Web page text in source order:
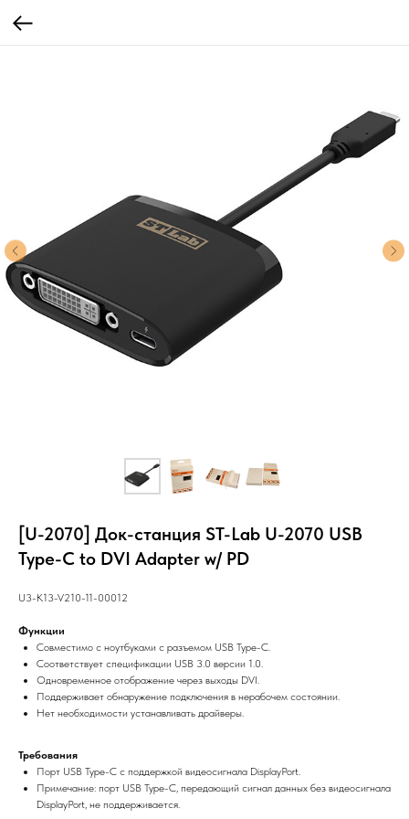
[U-2070] Док-станция ST-Lab U-2070 USB
Type-C to DVI Adapter w/ PD
U3-K13-V210-11-00012
Функции
Совместимо с ноутбуками с разъемом USB Type-C.
Соответствует спецификации USB 3.0 версии 1.0.
Одновременное отображение через выходы DVI.
Поддерживает обнаружение подключения в нерабочем состоянии.
Нет необходимости устанавливать драйверы.
Требования
Порт USB Type-C с поддержкой видеосигнала DisplayPort.
Примечание: порт USB Type-C, передающий сигнал данных без видеосигнала
DisplayPort, не поддерживается.